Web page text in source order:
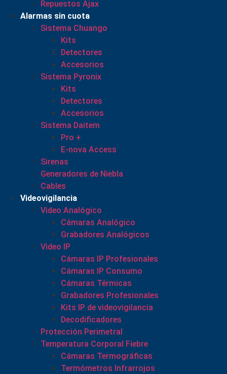
Repuestos Ajax
Alarmas sin cuota
Sistema Chuango
Kits
Detectores
Accesorios
Sistema Pyronix
Kits
Detectores
Accesorios
Sistema Daitem
Pro +
E-nova Access
Sirenas
Generadores de Niebla
Cables
Videovigilancia
Video Analógico
Cámaras Analógico
Grabadores Analógicos
Video IP
Cámaras IP Profesionales
Cámaras IP Consumo
Cámaras Térmicas
Grabadores Profesionales
Kits IP de videovigilancia
Decodificadores
Protección Perimetral
Temperatura Corporal Fiebre
Cámaras Termográficas
Termómetros Infrarrojos